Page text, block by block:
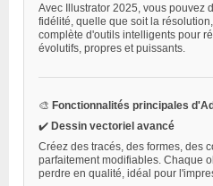
Avec Illustrator 2025, vous pouvez
fidélité, quelle que soit la
complète d'outils intelligents pour
évolutifs, propres et puissants.
🎨 Fonctionnalités principales
✔️ Dessin vectoriel avancé
Créez des tracés, des formes, des
parfaitement modifiables. Chaque
perdre en qualité, idéal pour